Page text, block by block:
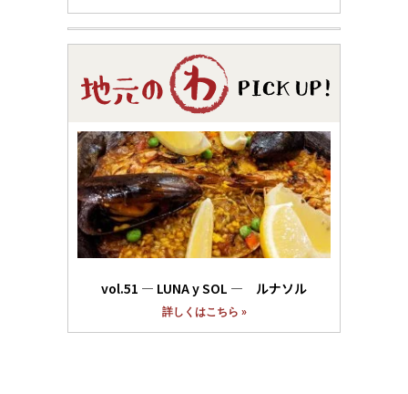
vol.51 ― LUNA y SOL ― ルナソル
詳しくはこちら »